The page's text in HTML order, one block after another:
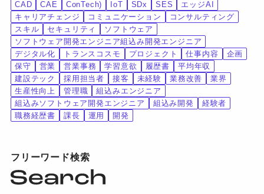
CAD
CAE ConTech) IoT SDx SES
エッジAI
キャリアチェンジ
コミュニケーション
コンサルティング
スキル
セキュリティ
ソフトウェア
ソフトウェア開発エンジニア組込み開発エンジニア
デジタル化
トランスコスモ プロジェクト 仕事内容
企画
保守
営業 営業事務 学習意欲 履歴書
平均年収
建設テック
採用担当者 接客 未経験 業務改善
業界
生産性向上
管理職
組込みエンジニア
組込みソフトウェア開発エンジニア
組込み開発
経験者
職務経歴書
課長 運用 開発
フリーワード検索